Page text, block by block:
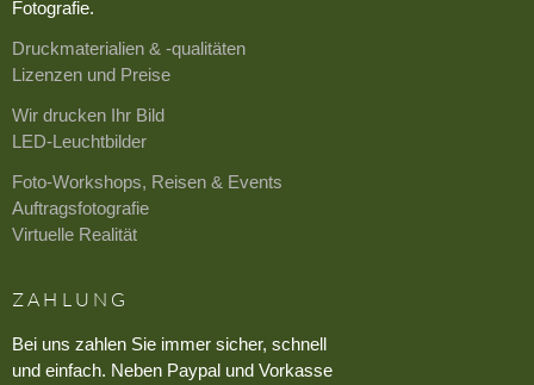
Fotografie.
Druckmaterialien & -qualitäten
Lizenzen und Preise
Wir drucken Ihr Bild
LED-Leuchtbilder
Foto-Workshops, Reisen & Events
Auftragsfotografie
Virtuelle Realität
ZAHLUNG
Bei uns zahlen Sie immer sicher, schnell
und einfach. Neben Paypal und Vorkasse